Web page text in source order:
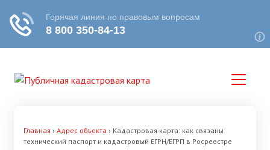
Главная › Адрес объекта › Кадастровая карта: как связаны
технический паспорт и кадастровый ЕГРН/ЕГРП в Росреестре